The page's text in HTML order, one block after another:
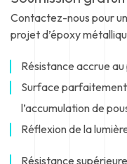
Contactez-nous pour
projet d’époxy
Résistance accrue
Surface
l’accumulation de
Réflexion de la
Résistance